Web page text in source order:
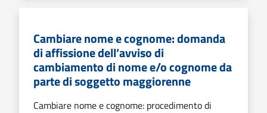
Cambiare nome e cognome: domanda
di affissione dell’avviso di
cambiamento di nome e/o cognome da
parte di soggetto maggiorenne
Cambiare nome e cognome: procedimento di